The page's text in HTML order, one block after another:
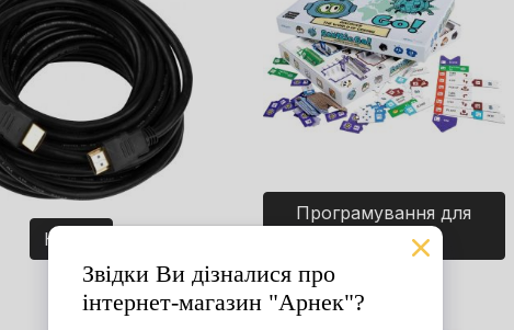
Кабелі
Програмування для
дітей. Ігри.